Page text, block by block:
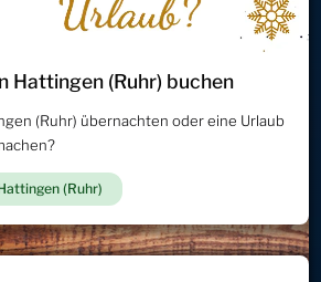
Hattingen (Ruhr) buchen
(Ruhr) übernachten oder eine Urlaub
(Ruhr)